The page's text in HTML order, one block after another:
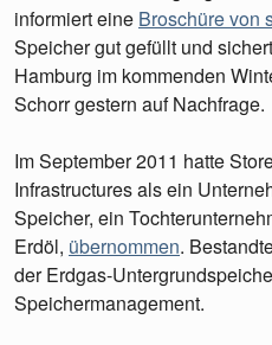
informiert eine Broschüre von
Speicher gut gefüllt und
Hamburg im kommenden
Schorr gestern auf Nachfrage.
Im September 2011 hatte
Infrastructures als ein
Speicher, ein
Erdöl, übernommen.
der Erdgas-
Speichermanagement.